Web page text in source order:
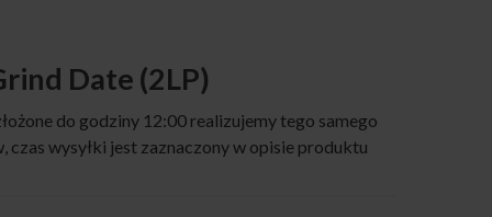
Date (2LP)
do godziny 12:00 realizujemy tego samego
czas wysyłki jest zaznaczony w opisie produktu